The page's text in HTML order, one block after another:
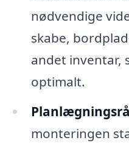
nødvendige
skabe,
andet inventar,
optimalt.
monteringen